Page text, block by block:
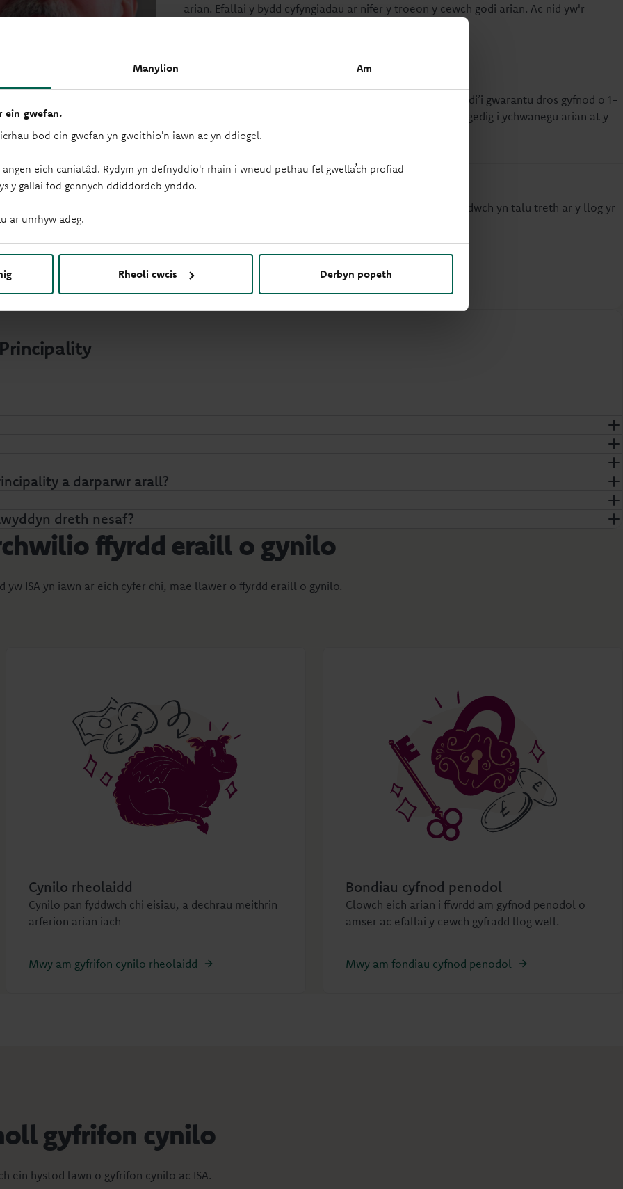
Manylion Am
ein gwefan.
bod ein gwefan yn gweithio'n iawn ac yn ddiogel.
eich caniatâd. Rydym yn defnyddio'r rhain i wneud pethau fel gwella’ch profiad
y gallai fod gennych ddiddordeb ynddo.
ar unrhyw adeg.
Rheoli cwcis Derbyn popeth
arian. Efallai y bydd cyfyngiadau ar nifer y troeon y cewch godi arian. Ac nid yw'r
Mae cyfrifon ISA cyfradd sefydlog yn rhoi cyfradd llog wedi’i gwarantu dros gyfnod o 1-
5 mlynedd. Mae hyn fel arfer yn cynnwys amserlen gyfyngedig i ychwanegu arian at y
cyfrif. Ac ni fyddwch yn gallu codi arian.
Mwynhau cynilion effeithlon o ran treth
Pa bynnag ISA arian parod y byddwch yn ei ddewis, ni fyddwch yn talu treth ar y llog yr
a darparwr arall?
dreth nesaf?
ffyrdd eraill o gynilo
yw ISA yn iawn ar eich cyfer chi, mae llawer o ffyrdd eraill o gynilo.
Cynilo rheolaidd
Cynilo pan fyddwch chi eisiau, a dechrau meithrin
arferion arian iach
Mwy am gyfrifon cynilo rheolaidd
Bondiau cyfnod penodol
Clowch eich arian i ffwrdd am gyfnod penodol o
amser ac efallai y cewch gyfradd llog well.
Mwy am fondiau cyfnod penodol
gyfrifon cynilo
ein hystod lawn o gyfrifon cynilo ac ISA.